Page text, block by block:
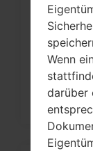
Wie
und
Wenn
darüber